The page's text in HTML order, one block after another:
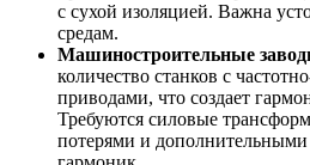
с сухой изоляцией. Важна
средам.
Машиностроительные
количество станков с
приводами, что создает
Требуются силовые
потерями и